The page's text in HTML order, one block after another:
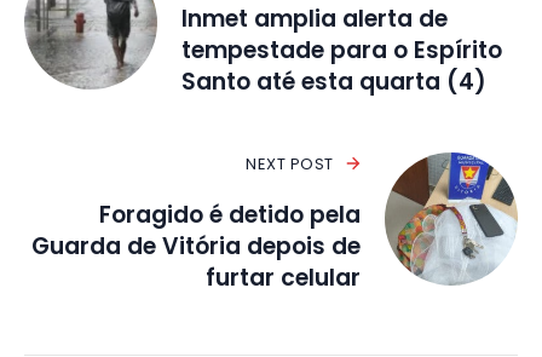
Inmet amplia alerta de
tempestade para o Espírito
Santo até esta quarta (4)
NEXT POST
Foragido é detido pela
Guarda de Vitória depois de
furtar celular